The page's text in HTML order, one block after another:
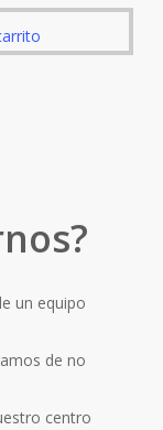
un equipo
de no
centro